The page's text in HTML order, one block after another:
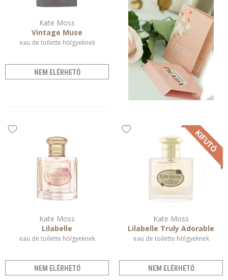
Kate Moss
Vintage Muse
eau de toilette hölgyeknek
NEM ELÉRHETŐ
Kate Moss
Lilabelle
eau de toilette hölgyeknek
NEM ELÉRHETŐ
Kate Moss
Lilabelle Truly Adorable
eau de toilette hölgyeknek
NEM ELÉRHETŐ